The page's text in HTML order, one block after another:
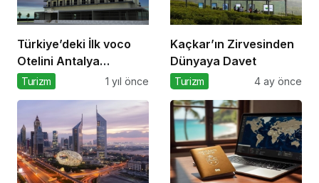
Türkiye’deki İlk voco
Otelini Antalya
Konyaaltı’nda Açıyor
Turizm 1 yıl önce
Kaçkar’ın Zirvesinden
Dünyaya Davet
Turizm 4 ay önce